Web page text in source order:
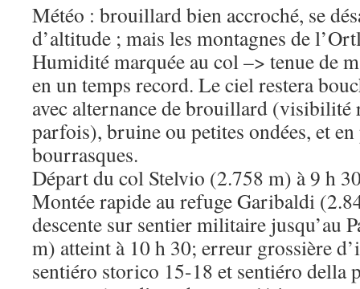
Météo : brouillard bien accroché, se
d’altitude ; mais les montagnes de
Humidité marquée au col –> tenue de
en un temps record. Le ciel restera
avec alternance de brouillard (visibilité
parfois), bruine ou petites ondées, et en
bourrasques.
Départ du col Stelvio (2.758 m) à 9 h
Montée rapide au refuge Garibaldi
descente sur sentier militaire jusqu’au
m) atteint à 10 h 30; erreur grossière
sentiéro storico 15-18 et sentiéro della